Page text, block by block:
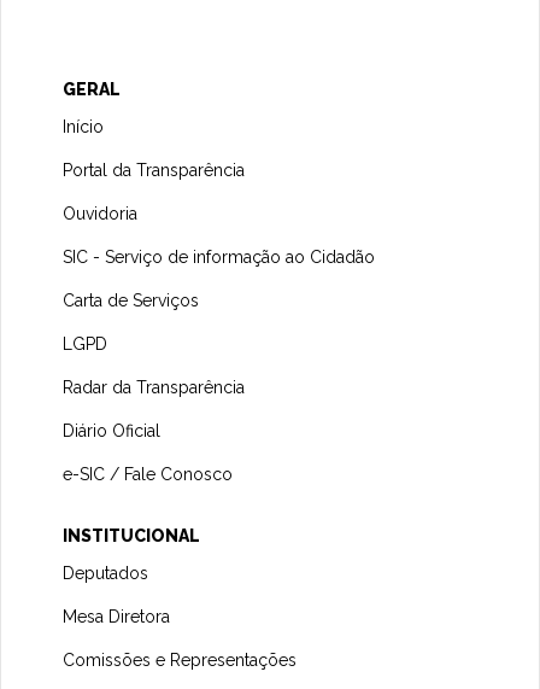
GERAL
Início
Portal da Transparência
Ouvidoria
SIC - Serviço de informação ao Cidadão
Carta de Serviços
LGPD
Radar da Transparência
Diário Oficial
e-SIC / Fale Conosco
INSTITUCIONAL
Deputados
Mesa Diretora
Comissões e Representações